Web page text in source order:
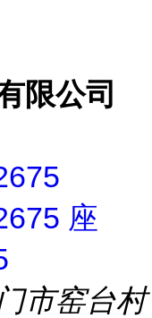
限公司
座
市窑台村